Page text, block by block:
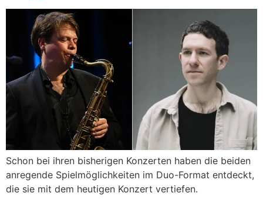
Schon bei ihren bisherigen Konzerten haben die beiden
anregende Spielmöglichkeiten im Duo-Format entdeckt,
die sie mit dem heutigen Konzert vertiefen.